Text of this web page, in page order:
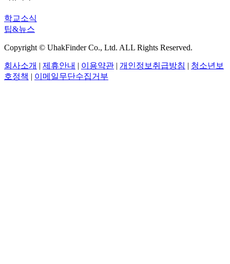
학교소식
팁&뉴스
Copyright © UhakFinder Co., Ltd. ALL Rights Reserved.
회사소개 | 제휴안내 | 이용약관 | 개인정보취급방침 | 청소년보
호정책 | 이메일무단수집거부